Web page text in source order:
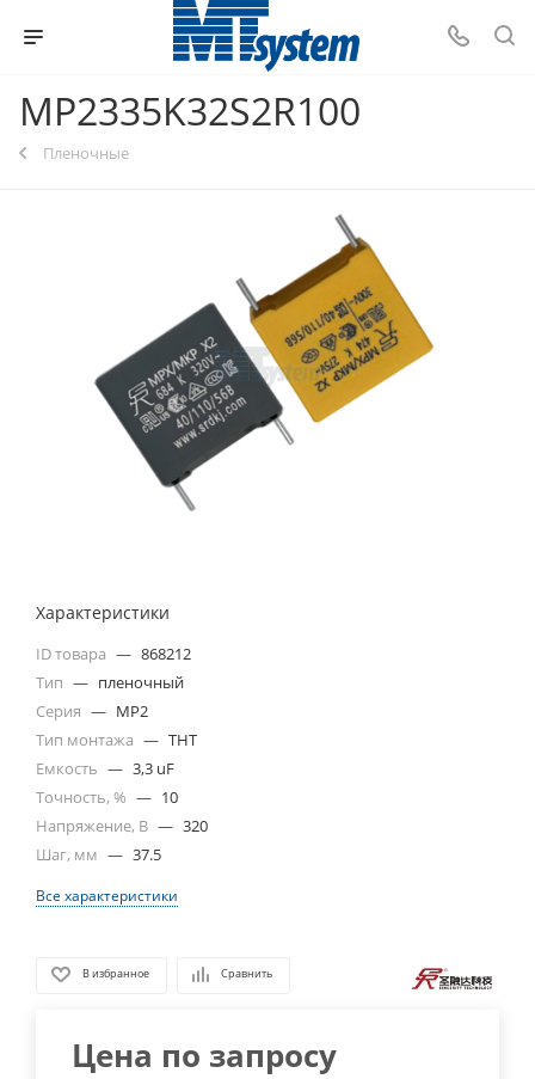
MP2335K32S2R100
Пленочные
Характеристики
ID товара — 868212
Тип — пленочный
Серия — MP2
Тип монтажа — THT
Емкость — 3,3 uF
Точность, % — 10
Напряжение, В — 320
Шаг, мм — 37.5
Все характеристики
В избранное Сравнить
Цена по запросу